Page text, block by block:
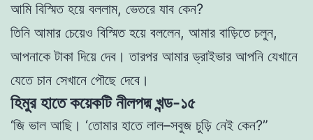
আমি বিস্মিত হয়ে বললাম, ভেতরে যাব কেন?
তিনি আমার চেয়েও বিস্মিত হয়ে বললেন, আমার বাড়িতে চলুন,
আপনাকেটাকা দিয়ে দেব ।তারপর আমার ড্রাইভার আপনি যেখানে
যেতে চান সেখানে পৌছে দেবে ।
হিমুর হাতে কয়েকটি নীলপদ্ম খন্ড-১৫
‘জি ভাল আছি। ‘তােমার হাতে লাল–সবুজ চুড়ি নেই কেন?”